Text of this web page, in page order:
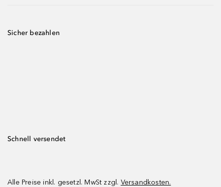
Sicher bezahlen
Schnell versendet
Alle Preise inkl. gesetzl. MwSt zzgl. Versandkosten.